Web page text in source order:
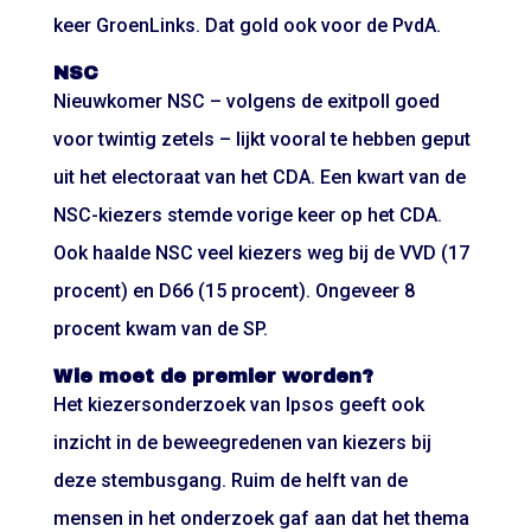
keer GroenLinks. Dat gold ook voor de PvdA.
NSC
Nieuwkomer NSC – volgens de exitpoll goed
voor twintig zetels – lijkt vooral te hebben geput
uit het electoraat van het CDA. Een kwart van de
NSC-kiezers stemde vorige keer op het CDA.
Ook haalde NSC veel kiezers weg bij de VVD (17
procent) en D66 (15 procent). Ongeveer 8
procent kwam van de SP.
Wie moet de premier worden?
Het kiezersonderzoek van Ipsos geeft ook
inzicht in de beweegredenen van kiezers bij
deze stembusgang. Ruim de helft van de
mensen in het onderzoek gaf aan dat het thema